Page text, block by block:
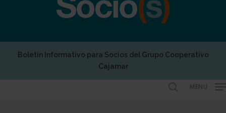
Boletín Informativo para Socios del Grupo Cooperativo
Cajamar
MENU